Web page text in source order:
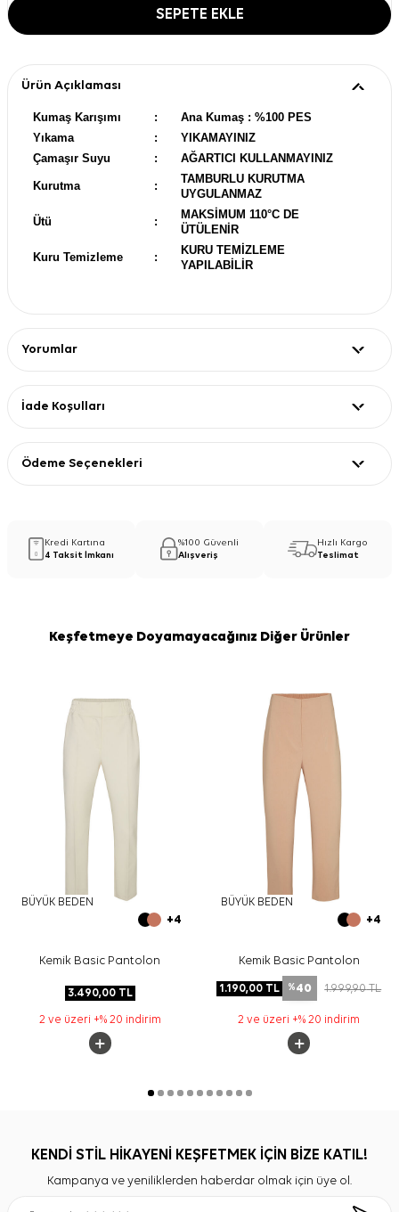
SEPETE EKLE
Ürün Açıklaması
Kumaş Karışımı :
Ana Kumaş : %100 PES
Yıkama
:
YIKAMAYINIZ
Çamaşır Suyu
: AĞARTICI KULLANMAYINIZ
Kurutma :
TAMBURLU KURUTMA
UYGULANMAZ
Ütü :
MAKSİMUM 110°C DE
ÜTÜLENİR
Kuru Temizleme :
KURU TEMİZLEME
YAPILABİLİR
Yorumlar
İade Koşulları
Ödeme Seçenekleri
Kredi Kartına
4 Taksit İmkanı
%100 Güvenli
Alışveriş
Hızlı Kargo
Teslimat
Keşfetmeye Doyamayacağınız Diğer Ürünler
BÜYÜK BEDEN
+4
Kemik Basic Pantolon
3.490,00TL
2 ve üzeri +% 20 indirim
BÜYÜK BEDEN
+4
Kemik Basic Pantolon
1.190,00 TL %40 1.999,90TL
2 ve üzeri +% 20 indirim
KENDİ STİL HİKAYENİ KEŞFETMEK İÇİN BİZE KATIL!
Kampanya ve yeniliklerden haberdar olmak için üye ol.